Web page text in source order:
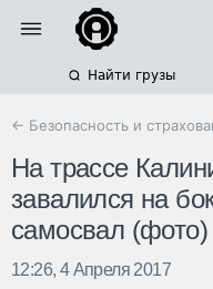
Найти грузы
← Безопасность и
На трассе
завалился на
самосвал (фото)
12:26, 4 Апреля 2017